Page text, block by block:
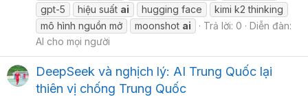
gpt-5
hiệu suất ai hugging face
kimi k2 thinking
mô hình nguồn mở
moonshot ai Trả lời: 0
Diễn đàn:
AI cho mọi người
DeepSeek và nghịch lý: AI Trung Quốc lại
thiên vị chống Trung Quốc